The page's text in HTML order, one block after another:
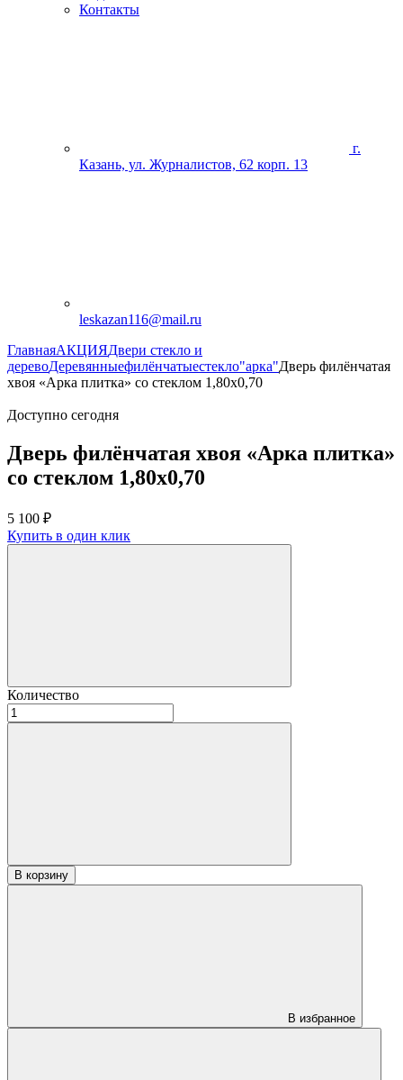
Контакты
г.
Казань, ул. Журналистов, 62 корп. 13
leskazan116@mail.ru
ГлавнаяАКЦИЯДвери стекло и
деревоДеревянныефилёнчатыестекло"арка"Дверь филёнчатая
хвоя «Арка плитка» со стеклом 1,80х0,70
Доступно сегодня
Дверь филёнчатая хвоя «Арка плитка»
со стеклом 1,80х0,70
5 100 ₽
Купить в один клик
Количество
Количество
товара
В корзину
В избранное